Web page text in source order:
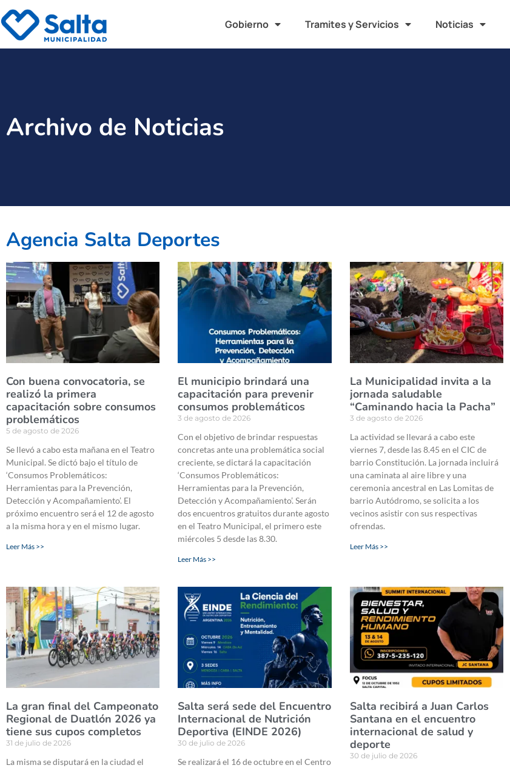
Gobierno Tramites y Servicios Noticias
Archivo de Noticias
Agencia Salta Deportes
Con buena convocatoria, se
realizó la primera
capacitación sobre consumos
problemáticos
5 de agosto de 2026
Se llevó a cabo esta mañana en el Teatro
Municipal. Se dictó bajo el título de
‘Consumos Problemáticos:
Herramientas para la Prevención,
Detección y Acompañamiento’. El
próximo encuentro será el 12 de agosto
a la misma hora y en el mismo lugar.
Leer Más >>
El municipio brindará una
capacitación para prevenir
consumos problemáticos
3 de agosto de 2026
Con el objetivo de brindar respuestas
concretas ante una problemática social
creciente, se dictará la capacitación
‘Consumos Problemáticos:
Herramientas para la Prevención,
Detección y Acompañamiento’. Serán
dos encuentros gratuitos durante agosto
en el Teatro Municipal, el primero este
miércoles 5 desde las 8.30.
Leer Más >>
La Municipalidad invita a la
jornada saludable
“Caminando hacia la Pacha”
3 de agosto de 2026
La actividad se llevará a cabo este
viernes 7, desde las 8.45 en el CIC de
barrio Constitución. La jornada incluirá
una caminata al aire libre y una
ceremonia ancestral en Las Lomitas de
barrio Autódromo, se solicita a los
vecinos asistir con sus respectivas
ofrendas.
Leer Más >>
La gran final del Campeonato
Regional de Duatlón 2026 ya
tiene sus cupos completos
31 de julio de 2026
La misma se disputará en la ciudad el
Salta será sede del Encuentro
Internacional de Nutrición
Deportiva (EINDE 2026)
30 de julio de 2026
Se realizará el 16 de octubre en el Centro
Salta recibirá a Juan Carlos
Santana en el encuentro
internacional de salud y
deporte
30 de julio de 2026